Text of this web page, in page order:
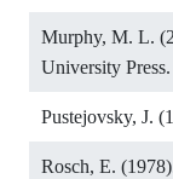
Murphy, M. L.
University Press.
Pustejovsky, J.
Rosch, E.